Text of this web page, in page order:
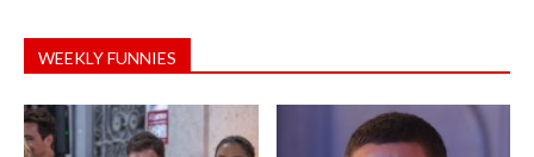
WEEKLY FUNNIES